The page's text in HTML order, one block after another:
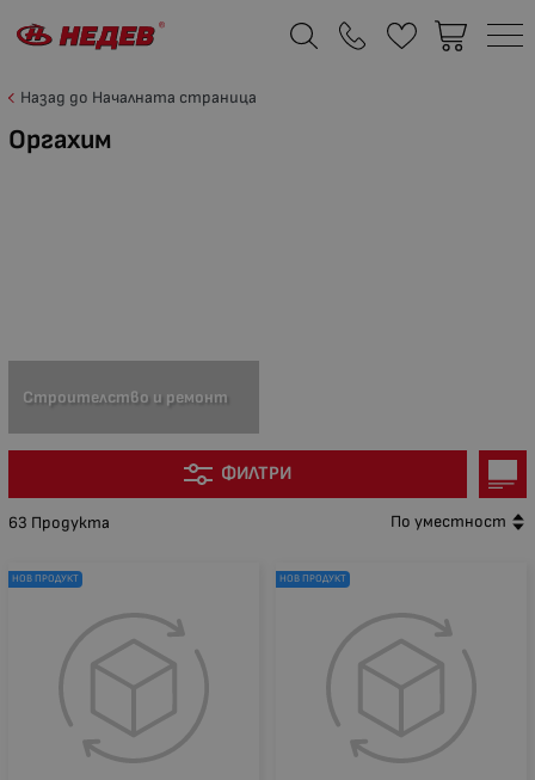
Назад до Началната страница
Оргахим
Строителство и ремонт
ФИЛТРИ
63 Продукта По уместност
НОВ ПРОДУКТ НОВ ПРОДУКТ